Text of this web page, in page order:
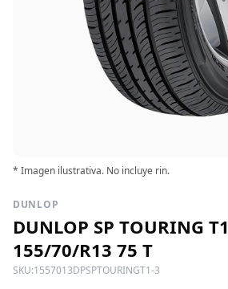
* Imagen ilustrativa. No incluye rin.
DUNLOP
DUNLOP SP TOURING T1
155/70/R13 75 T
SKU:1557013DPSPTOURINGT1-3